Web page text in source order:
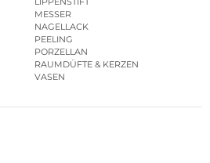
MESSER
NAGELLACK
PEELING
PORZELLAN
RAUMDÜFTE & KERZEN
VASEN